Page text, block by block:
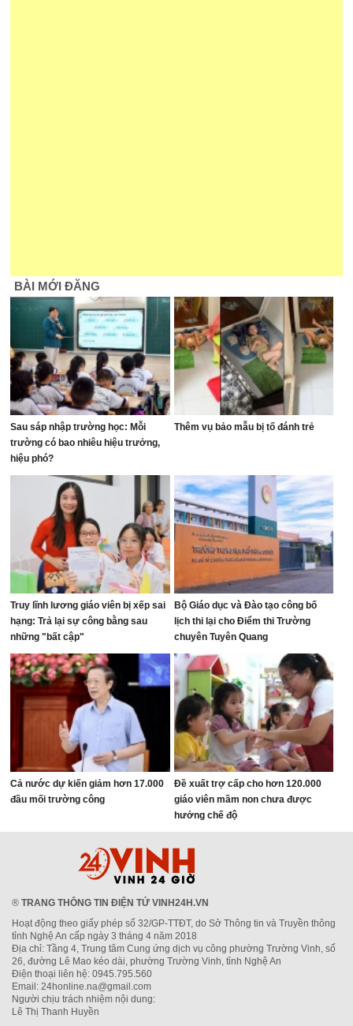
BÀI MỚI ĐĂNG
Sau sáp nhập trường học: Mỗi
trường có bao nhiêu hiệu trưởng,
hiệu phó?
Thêm vụ bảo mẫu bị tố đánh trẻ
Truy lĩnh lương giáo viên bị xếp sai
hạng: Trả lại sự công bằng sau
những "bất cập"
Bộ Giáo dục và Đào tạo công bố
lịch thi lại cho Điểm thi Trường
chuyên Tuyên Quang
Cả nước dự kiến giảm hơn 17.000
đầu mối trường công
Đề xuất trợ cấp cho hơn 120.000
giáo viên mầm non chưa được
hưởng chế độ
® TRANG THÔNG TIN ĐIỆN TỬ VINH24H.VN
Hoạt động theo giấy phép số 32/GP-TTĐT, do Sở Thông tin và Truyền thông
tỉnh Nghệ An cấp ngày 3 tháng 4 năm 2018
Địa chỉ: Tầng 4, Trung tâm Cung ứng dịch vụ công phường Trường Vinh, số
26, đường Lê Mao kéo dài, phường Trường Vinh, tỉnh Nghệ An
Điện thoại liên hệ: 0945.795.560
Email: 24honline.na@gmail.com
Người chịu trách nhiệm nội dung:
Lê Thị Thanh Huyền